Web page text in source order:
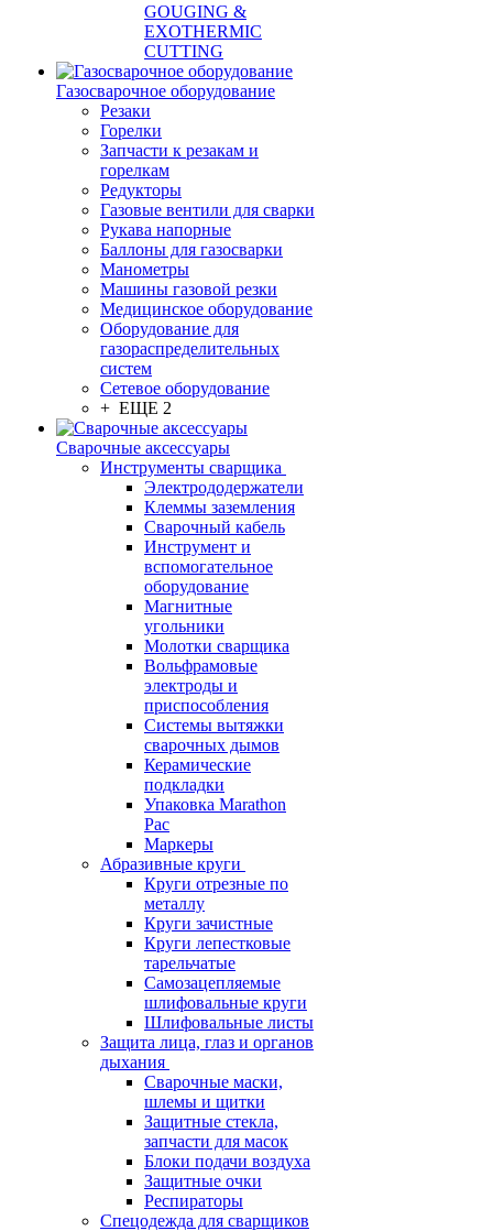
GOUGING &
EXOTHERMIC
CUTTING
Газосварочное оборудование
Резаки
Горелки
Запчасти к резакам и
горелкам
Редукторы
Газовые вентили для сварки
Рукава напорные
Баллоны для газосварки
Манометры
Машины газовой резки
Медицинское оборудование
Оборудование для
газораспределительных
систем
Сетевое оборудование
+ ЕЩЕ 2
Сварочные аксессуары
Инструменты сварщика
Электрододержатели
Клеммы заземления
Сварочный кабель
Инструмент и
вспомогательное
оборудование
Магнитные
угольники
Молотки сварщика
Вольфрамовые
электроды и
приспособления
Системы вытяжки
сварочных дымов
Керамические
подкладки
Упаковка Marathon
Pac
Маркеры
Абразивные круги
Круги отрезные по
металлу
Круги зачистные
Круги лепестковые
тарельчатые
Самозацепляемые
шлифовальные круги
Шлифовальные листы
Защита лица, глаз и органов
дыхания
Сварочные маски,
шлемы и щитки
Защитные стекла,
запчасти для масок
Блоки подачи воздуха
Защитные очки
Респираторы
Спецодежда для сварщиков